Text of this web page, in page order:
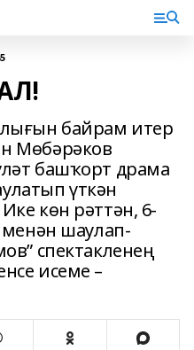
байрам итер
Мөбәрәков
башҡорт драма
үткән
көн рәттән, 6-
шаулап-
спектакленең
исеме –